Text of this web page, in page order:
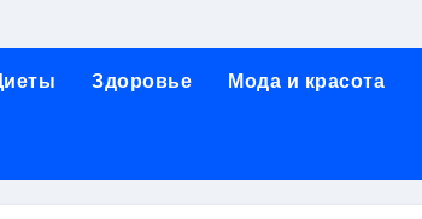
за 5 минут без верификации и без
изменения в полости рта при смене
Здоровье Мода и красота